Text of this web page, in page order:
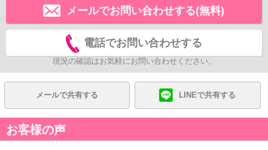
メールでお問い合わせする(無料)
電話でお問い合わせする
現況の確認はお気軽にお問い合わせください。
メールで共有する LINEで共有する
お客様の声